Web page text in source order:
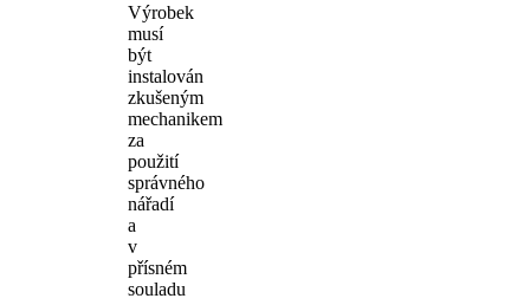
Výrobek
musí
být
instalován
zkušeným
mechanikem
za
použití
správného
nářadí
a
v
přísném
souladu